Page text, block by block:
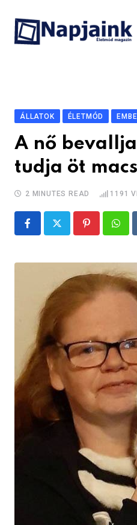
content
ÁLLATOK ÉLETMÓD
A nő
tudja öt
2 MINUTES READ 1191
Pinterest